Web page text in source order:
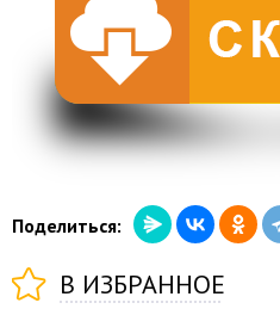
Поделиться:
В ИЗБРАННОЕ